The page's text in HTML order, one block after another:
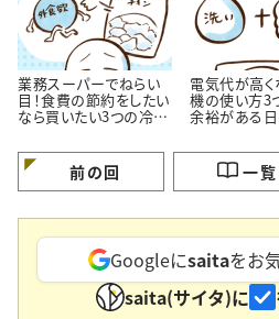
業務スーパーでねらい
目！食費の節約をしたい
なら買いたい3つの冷凍
電気代が高
機の使い方3
余裕がある
前の回 一覧
Googleにsaitaをお
saita(サイタ)に